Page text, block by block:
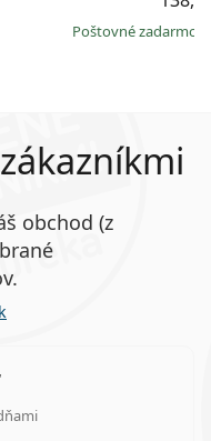
Poštovné zadarmo
obchod (z
5 z 5